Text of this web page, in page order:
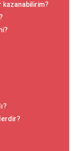
kazanabilirim?